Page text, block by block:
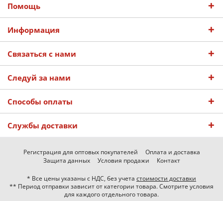
Помощь
Информация
Связаться с нами
Следуй за нами
Способы оплаты
Службы доставки
Регистрация для оптовых покупателей
Оплата и доставка
Защита данных
Условия продажи Контакт
* Все цены указаны с НДС, без учета стоимости доставки
** Период отправки зависит от категории товара. Смотрите условия
для каждого отдельного товара.